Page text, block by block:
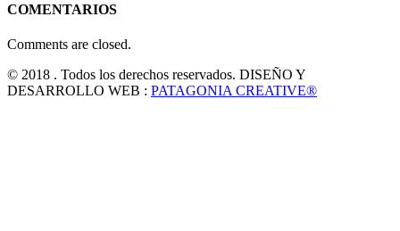
COMENTARIOS
Comments are closed.
© 2018 . Todos los derechos reservados. DISEÑO Y
DESARROLLO WEB : PATAGONIA CREATIVE®